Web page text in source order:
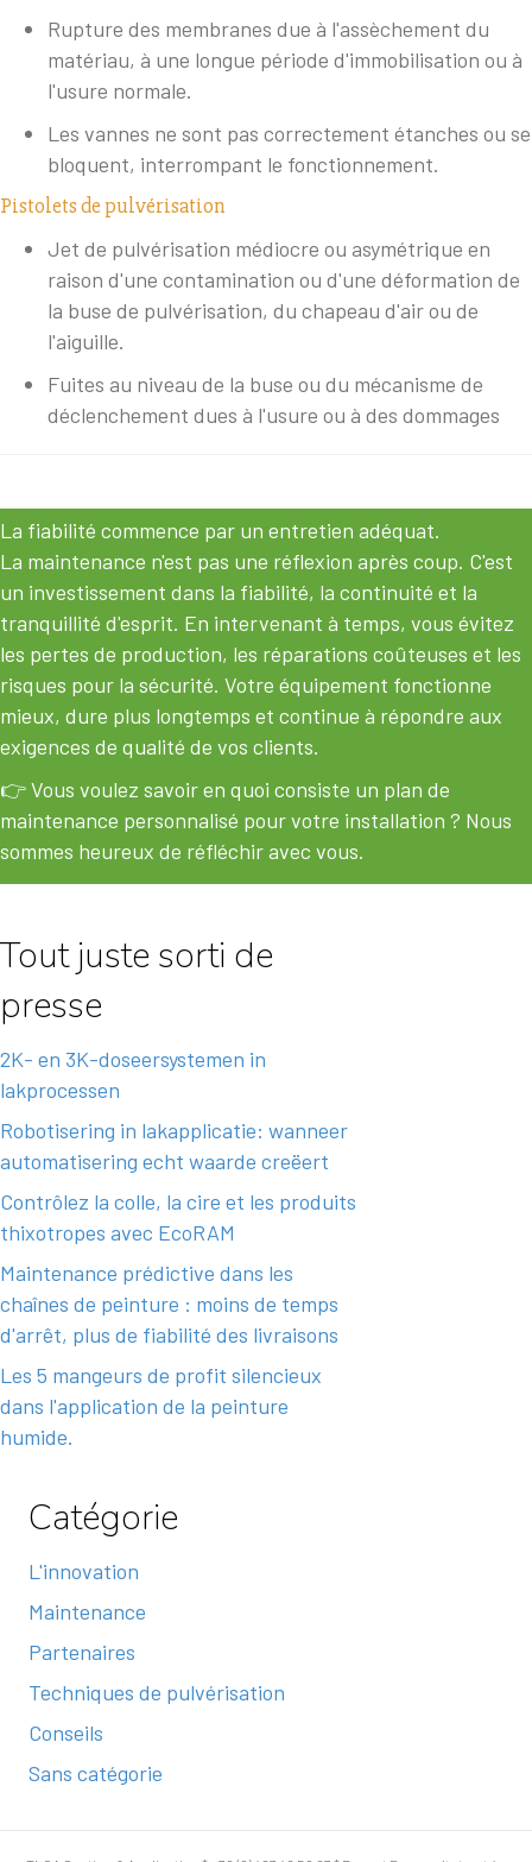
Rupture des membranes due à l'assèchement du
matériau, à une longue période d'immobilisation ou à
l'usure normale.
Les vannes ne sont pas correctement étanches ou se
bloquent, interrompant le fonctionnement.
Pistolets de pulvérisation
Jet de pulvérisation médiocre ou asymétrique en
raison d'une contamination ou d'une déformation de
la buse de pulvérisation, du chapeau d'air ou de
l'aiguille.
Fuites au niveau de la buse ou du mécanisme de
déclenchement dues à l'usure ou à des dommages
La fiabilité commence par un entretien adéquat.
La maintenance n'est pas une réflexion après coup. C'est
un investissement dans la fiabilité, la continuité et la
tranquillité d'esprit. En intervenant à temps, vous évitez
les pertes de production, les réparations coûteuses et les
risques pour la sécurité. Votre équipement fonctionne
mieux, dure plus longtemps et continue à répondre aux
exigences de qualité de vos clients.
👉 Vous voulez savoir en quoi consiste un plan de
maintenance personnalisé pour votre installation ? Nous
sommes heureux de réfléchir avec vous.
Tout juste sorti de
presse
2K- en 3K-doseersystemen in
lakprocessen
Robotisering in lakapplicatie: wanneer
automatisering echt waarde creëert
Contrôlez la colle, la cire et les produits
thixotropes avec EcoRAM
Maintenance prédictive dans les
chaînes de peinture : moins de temps
d'arrêt, plus de fiabilité des livraisons
Les 5 mangeurs de profit silencieux
dans l'application de la peinture
humide.
Catégorie
L'innovation
Maintenance
Partenaires
Techniques de pulvérisation
Conseils
Sans catégorie